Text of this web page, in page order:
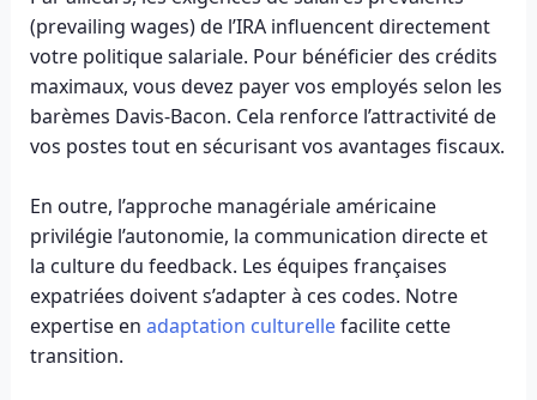
(prevailing wages) de l’IRA influencent directement
votre politique salariale. Pour bénéficier des crédits
maximaux, vous devez payer vos employés selon les
barèmes Davis-Bacon. Cela renforce l’attractivité de
vos postes tout en sécurisant vos avantages fiscaux.
En outre, l’approche managériale américaine
privilégie l’autonomie, la communication directe et
la culture du feedback. Les équipes françaises
expatriées doivent s’adapter à ces codes. Notre
expertise en adaptation culturellefacilite cette
transition.